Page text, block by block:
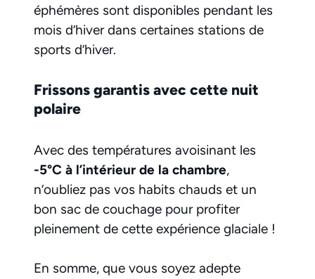
éphémères sont disponibles pendant les
mois d’hiver dans certaines stations de
sports d’hiver.
Frissons garantis avec cette nuit
polaire
Avec des températures avoisinant les
-5°C à l’intérieur de la chambre,
n’oubliez pas vos habits chauds et un
bon sac de couchage pour profiter
pleinement de cette expérience glaciale !
En somme, que vous soyez adepte